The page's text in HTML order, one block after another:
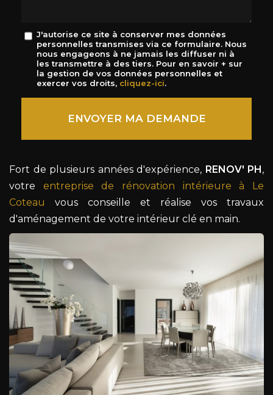
Message
J'autorise ce site à conserver mes données
personnelles transmises via ce formulaire. Nous
nous engageons à ne jamais les diffuser ni à
les transmettre à des tiers. Pour en savoir + sur
la gestion de vos données personnelles et
exercer vos droits, cliquez-ici.
Acceptation
ENVOYER MA DEMANDE
Fort de plusieurs années d'expérience, RENOV' PH ,
votre entreprise de rénovation intérieure à Le
Coteau
vous conseille et réalise vos travaux
d'aménagement de votre intérieur clé en main.